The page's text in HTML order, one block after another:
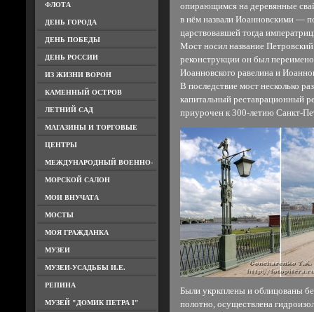
ФЛОТА
ДЕНЬ ГОРОДА
ДЕНЬ ПОБЕДЫ
ДЕНЬ РОССИИ
ИЗ ЖИЗНИ ВОРОН
КАМЕННЫЙ ОСТРОВ
ЛЕТНИЙ САД
МАГАЗИНЫ И ТОРГОВЫЕ
ЦЕНТРЫ
МЕЖДУНАРОДНЫЙ ВОЕННО-
МОРСКОЙ САЛОН
МОИ ВНУЧАТА
МОСТЫ
МОЯ ГРАЖДАНКА
МУЗЕИ
МУЗЕИ-УСАДЬБЫ И.Е.
РЕПИНА
МУЗЕЙ "ДОМИК ПЕТРА I"
опирающимся на деревянные
в нём назвали Иоанновскими —
царствовавшей тогда
Мост носил название
реконструкции он был
Иоанновского равелина и
В последствие мост несколько
капитальный реставрационный
приурочен к 300-летию Санкт-
Были укркплены и облицованы
полотно, осуществлена